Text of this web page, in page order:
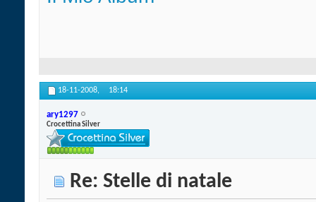
18-11-2008, 18:14
ary1297
Crocettina Silver
Re: Stelle di natale